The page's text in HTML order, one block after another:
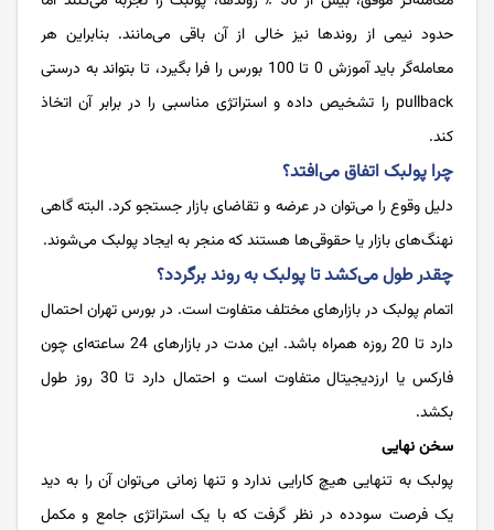
حدود نیمی از روندها نیز خالی از آن باقی می‌مانند. بنابراین هر
معامله‌گر باید آموزش 0 تا 100 بورس را فرا بگیرد، تا بتواند به درستی
pullback را تشخیص داده و استراتژی مناسبی را در برابر آن اتخاذ
کند.
چرا پولبک اتفاق می‌افتد؟
دلیل وقوع را می‌توان در عرضه و تقاضای بازار جستجو کرد. البته گاهی
نهنگ‌های بازار یا حقوقی‌ها هستند که منجر به ایجاد پولبک می‌شوند.
چقدر طول می‌کشد تا پولبک به روند برگردد؟
اتمام پولبک در بازارهای مختلف متفاوت است. در بورس تهران احتمال
دارد تا 20 روزه همراه باشد. این مدت در بازارهای 24 ساعته‌ای چون
فارکس یا ارزدیجیتال متفاوت است و احتمال دارد تا 30 روز طول
بکشد.
سخن نهایی
پولبک‌ به تنهایی هیچ کارایی ندارد و تنها زمانی می‌توان آن را به دید
یک فرصت سودده در نظر گرفت که با یک استراتژی جامع و مکمل